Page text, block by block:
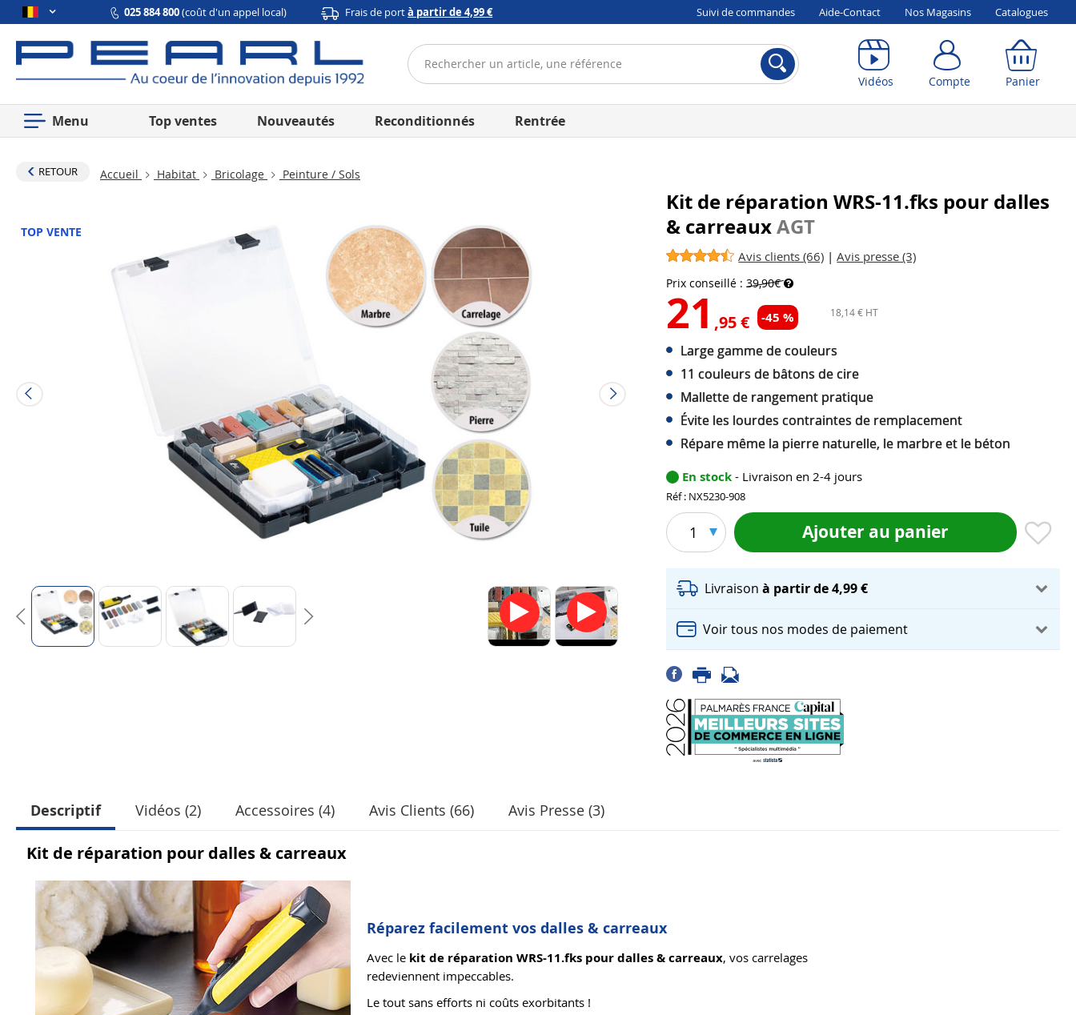
025 884 800(coût d'un appel local) Frais de portà partir de 4,99 € Suivi de commandes Aide-Contact Nos Magasins Catalogues
Vidéos Compte Panier
Menu Top ventes Nouveautés Reconditionnés Rentrée
RETOUR Accueil Habitat Bricolage Peinture / Sols
TOP VENTE
Kit de réparation WRS-11.fks pour dalles
& carreauxAGT
Avis clients (66) |Avis presse (3)
Prix conseillé : 39,90€
21 ,95 € -45 % 18,14 € HT
Large gamme de couleurs
11 couleurs de bâtons de cire
Mallette de rangement pratique
Évite les lourdes contraintes de remplacement
Répare même la pierre naturelle, le marbre et le béton
En stock - Livraison en 2-4 jours
Réf : NX5230-908
1 Ajouter au panier
Livraisonà partir de 4,99 €
Voir tous nos modes de paiement
Descriptif Vidéos (2) Accessoires (4) Avis Clients (66) Avis Presse (3)
Kit de réparation pour dalles & carreaux
Réparez facilement vos dalles & carreaux
Avec le kit de réparation WRS-11.fks pour dalles & carreaux, vos carrelages
redeviennent impeccables.
Le tout sans efforts ni coûts exorbitants !
Compte Panier